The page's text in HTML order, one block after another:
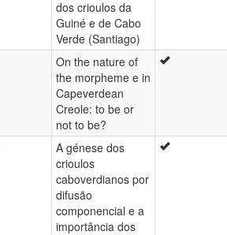
dos crioulos da
Guiné e de Cabo
Verde (Santiago)
On the nature of
the morpheme e in
Capeverdean
Creole: to be or
not to be?
A génese dos
crioulos
caboverdianos por
difusão
componencial e a
importância dos